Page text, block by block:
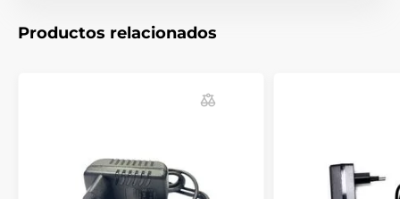
Productos relacionados